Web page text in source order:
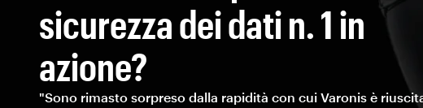
sicurezza dei dati n. 1 in
azione?
"Sono rimasto sorpreso dalla rapidità con cui Varonis è